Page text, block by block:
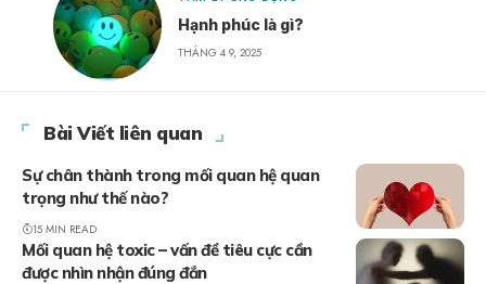
Hạnh phúc là gì?
THÁNG 4 9, 2025
Bài Viết liên quan
Sự chân thành trong mối quan hệ quan
trọng như thế nào?
15 MIN READ
Mối quan hệ toxic – vấn đề tiêu cực cần
được nhìn nhận đúng đắn